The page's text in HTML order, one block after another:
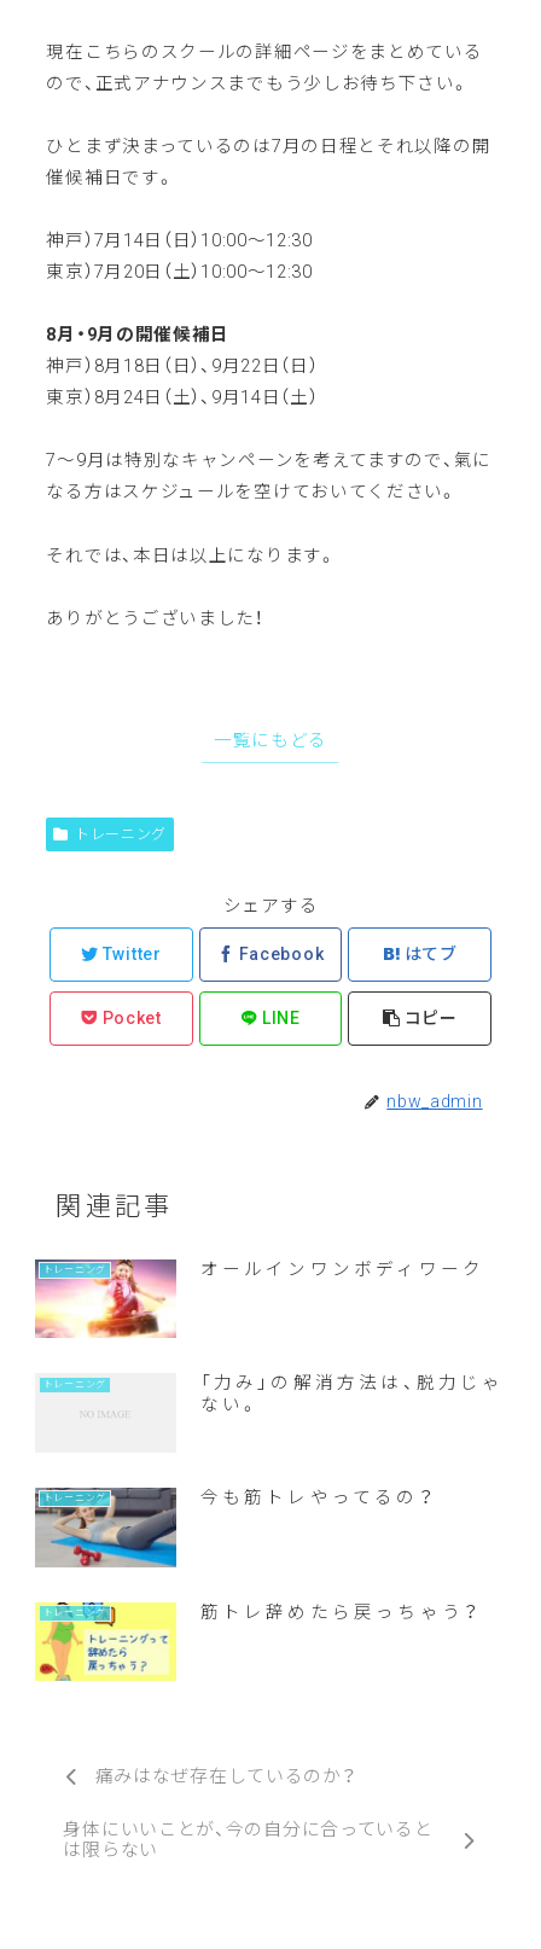
現在こちらのスクールの詳細ページをまとめている
ので、正式アナウンスまでもう少しお待ち下さい。
ひとまず決まっているのは7月の日程とそれ以降の開
催候補日です。
神戸）7月14日（日）10:00〜12:30
東京）7月20日（土）10:00〜12:30
8月・9月の開催候補日
神戸）8月18日（日）、9月22日（日）
東京）8月24日（土）、9月14日（土）
7〜9月は特別なキャンペーンを考えてますので、氣に
なる方はスケジュールを空けておいてください。
それでは、本日は以上になります。
ありがとうございました！
一覧にもどる
トレーニング
シェアする
Twitter Facebook はてブ
Pocket LINE コピー
nbw_admin
関連記事
トレーニング オールインワンボディワーク
トレーニング
「力み」の解消方法は、脱力じゃ
ない。
トレーニング 今も筋トレやってるの？
トレーニング 筋トレ辞めたら戻っちゃう？
痛みはなぜ存在しているのか？
身体にいいことが、今の自分に合っていると
は限らない